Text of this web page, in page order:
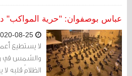
للفتن
عباس بوصفوان: "حرية المواكب"
لا يستطيع
والشمس في
الظلامُ قلبه